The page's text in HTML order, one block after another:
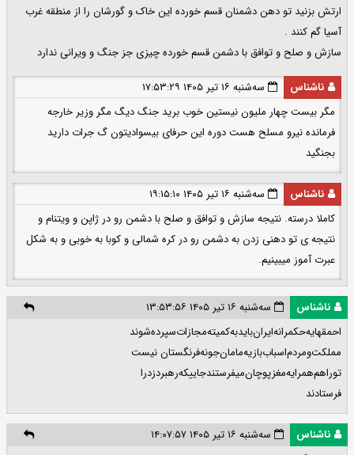
ارتش بزنید تو دهن دشمنان قسم خورده این خاک و گورشان را از منطقه غرب
آسیا گم کنند .
سازش و صلح و توافق با دشمن قسم خورده چیزی جز جنگ و ویرانی ندارد
ناشناس
سه‌شنبه ۱۶ تیر ۱۴۰۵ ۱۷:۵۳:۲۹
مگر بیست چهار ملیون نیستین خوب برید جنگ دیگ مگر وزیر خارجه
فرمانده نیرو مسلح هست دوره این حرفای بیسوادیتون گ جرات دارید
بجنگید
ناشناس
سه‌شنبه ۱۶ تیر ۱۴۰۵ ۱۹:۱۵:۱۰
کاملا درسته. نتیجه سازش و توافق و صلح با دشمن رو در ژاپن و ویتنام و
نتیجه ی تو دهنی زدن به دشمن رو در کره شمالی و کوبا به خوبی و به شکل
عبرت آموز میبینیم.
ناشناس
سه‌شنبه ۱۶ تیر ۱۴۰۵ ۱۳:۵۳:۵۶
احمقهایه‌حکمرانه‌ایران‌بایدبه‌کمیته‌مجازات‌سپرده‌شوند
مملکت‌ومردم‌اسباب‌بازیه‌مامان‌جونه‌فرنگستان نیست
توراهم‌همرایه‌مغزپوچان‌میفرستندجاییکه‌رهبردزدرا
فرستادند
ناشناس
سه‌شنبه ۱۶ تیر ۱۴۰۵ ۱۴:۰۷:۵۷